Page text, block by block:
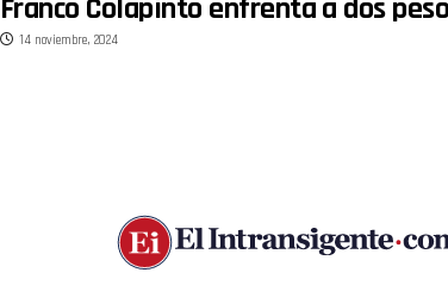
Franco Colapinto enfrenta a dos
14 noviembre, 2024